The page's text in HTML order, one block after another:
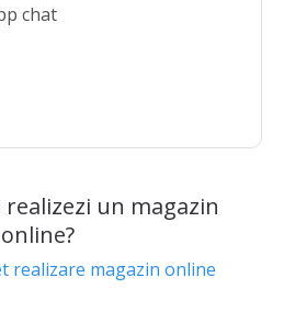
chat
un magazin
online?
realizare magazin online